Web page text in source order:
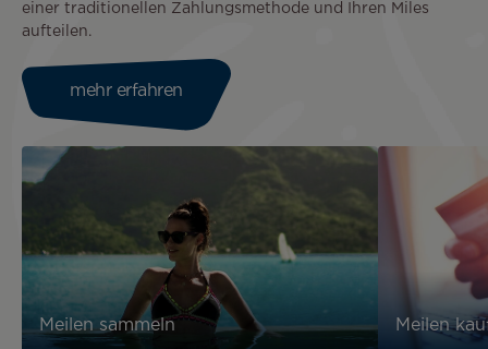
einer traditionellen Zahlungsmethode und Ihren Miles
aufteilen.
mehr erfahren
Meilen sammeln Meilen